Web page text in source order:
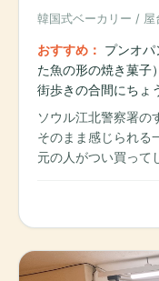
韓国式ベーカリー / 屋
おすすめ： プンオ
た魚の形の焼き菓子
街歩きの合間にちょ
ソウル江北警察署の
そのまま感じられる
元の人がつい買って